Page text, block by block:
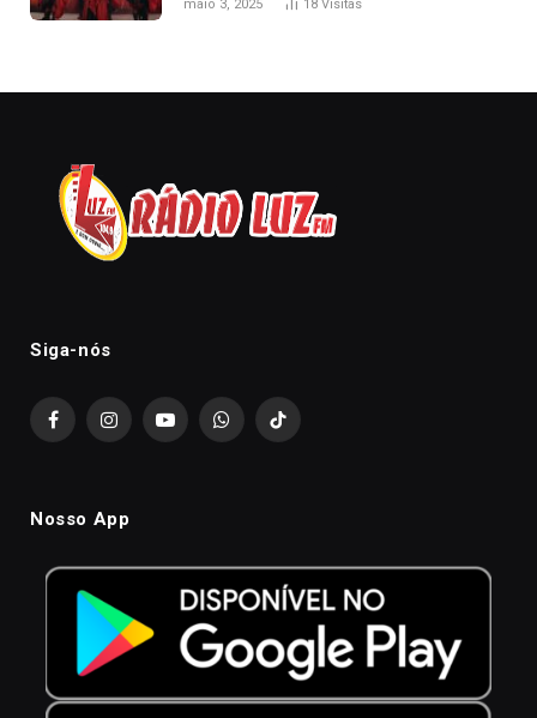
maio 3, 2025 18 Visitas
Siga-nós
FacebookInstagramYouTubeWhatsAppTikTok
Nosso App